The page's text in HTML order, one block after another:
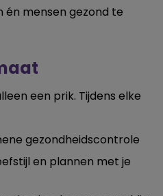
mensen gezond te
een prik. Tijdens elke
gezondheidscontrole
en plannen met je